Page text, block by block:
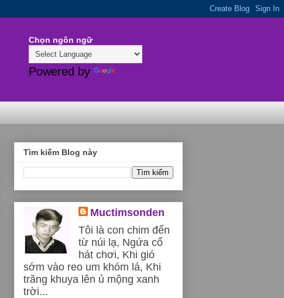
Chọn ngôn ngữ
Powered by
Tìm kiếm Blog này
Muctimsonden
Tôi là con chim đến
từ núi lạ, Ngứa cổ
hát chơi, Khi gió
sớm vào reo um khóm lá, Khi
trăng khuya lên ủ mộng xanh
trời...